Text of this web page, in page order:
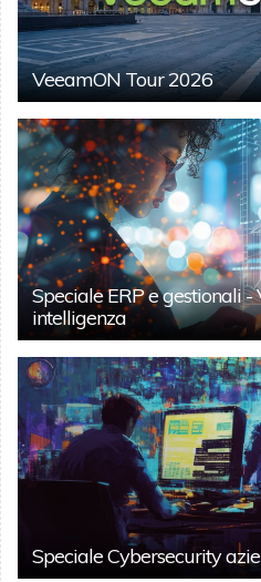
VeeamON Tour 2026
Speciale ERP e gestionali -
intelligenza
Speciale Cybersecurity